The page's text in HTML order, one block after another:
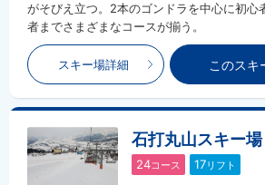
がそびえ立つ。2本のゴンドラを中心に初心
者までさまざまなコースが揃う。
スキー場詳細 このスキ
石打丸山スキー場
24コース 17リフト